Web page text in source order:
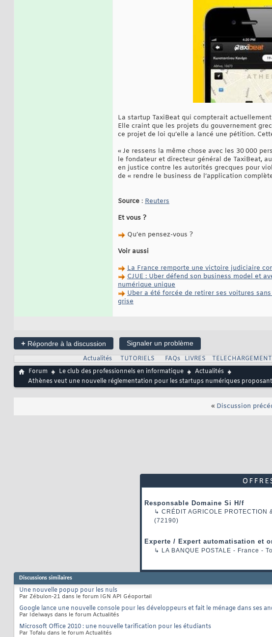
La startup TaxiBeat qui compterait
Elle craint que les projets du gouvernement
ce projet de loi qu’elle a lancé une pétition.
« Je ressens la même chose avec les 30 000
le fondateur et directeur général de TaxiBeat,
en justice contre les autorités grecques pour
de « rendre le business de l’application
Source : Reuters
Et vous ?
Qu’en pensez-vous ?
Voir aussi
La France remporte une victoire judiciaire
CJUE : Uber défend son business model et
numérique unique
Uber a été forcée de retirer ses voitures
grise
+ Répondre à la discussion
Signaler un problème
Actualités
TUTORIELS FAQs LIVRES
Forum
Le club des professionnels en informatique
Actualités
Athènes veut une nouvelle réglementation pour les startups numériques proposant
« Discussion
Responsable Domaine Si H/f
↳ CRÉDIT AGRICOLE PROTECTION
(72190)
Experte / Expert automatisation et
↳ LA BANQUE POSTALE - France -
Discussions similaires
Une nouvelle popup pour les nuls
Par Zébulon-21 dans le forum IGN API Géoportail
Google lance une nouvelle console pour les développeurs et fait le ménage dans ses
Par Idelways dans le forum Actualités
Microsoft Office 2010 : une nouvelle tarification pour les étudiants
Par Tofalu dans le forum Actualités